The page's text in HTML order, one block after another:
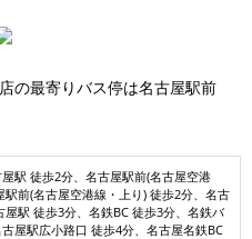
の最寄りバス停は名古屋駅前
駅 徒歩2分、名古屋駅前(名古屋空港
前(名古屋空港線・上り) 徒歩2分、名古
駅 徒歩3分、名鉄BC 徒歩3分、名鉄バ
屋駅広小路口 徒歩4分、名古屋名鉄BC